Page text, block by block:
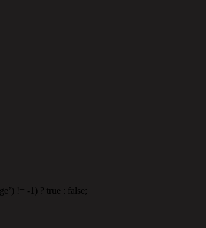
!= -1) ? true : false;